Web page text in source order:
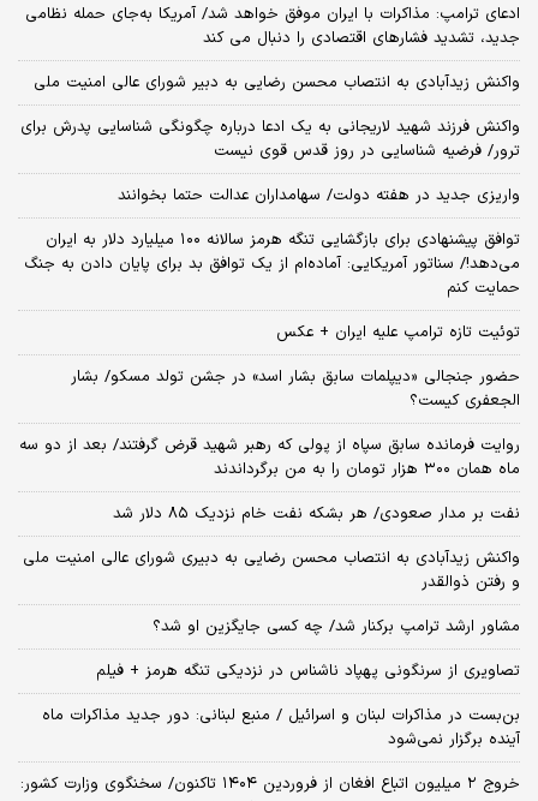
ادعای ترامپ: مذاکرات با ایران موفق خواهد شد/ آمریکا به‌جای حمله نظامی
جدید، تشدید فشارهای اقتصادی را دنبال می کند
واکنش زیدآبادی به انتصاب محسن رضایی به دبیر شورای عالی امنیت ملی
واکنش فرزند شهید لاریجانی به یک ادعا درباره چگونگی شناسایی پدرش برای
ترور/ فرضیه شناسایی در روز قدس قوی نیست
واریزی جدید در هفته دولت/ سهامداران عدالت حتما بخوانند
توافق پیشنهادی برای بازگشایی تنگه هرمز سالانه ۱۰۰ میلیارد دلار به ایران
می‌دهد!/ سناتور آمریکایی: آماده‌ام از یک توافق بد برای پایان دادن به جنگ
حمایت کنم
توئیت تازه ترامپ علیه ایران + عکس
حضور جنجالی «دیپلمات سابق بشار اسد» در جشن تولد مسکو/ بشار
الجعفری کیست؟
روایت فرمانده سابق سپاه از پولی که رهبر شهید قرض گرفتند/ بعد از دو سه
ماه همان ۳۰۰ هزار تومان را به من برگرداندند
نفت بر مدار صعودی/ هر بشکه نفت خام نزدیک ۸۵ دلار شد
واکنش زیدآبادی به انتصاب محسن رضایی به دبیری شورای عالی امنیت ملی
و رفتن ذوالقدر
مشاور ارشد ترامپ برکنار شد/ چه کسی جایگزین او شد؟
تصاویری از سرنگونی پهپاد ناشناس در نزدیکی تنگه هرمز + فیلم
بن‌بست در مذاکرات لبنان و اسرائیل / منبع لبنانی: دور جدید مذاکرات ماه
آینده برگزار نمی‌شود
خروج ۲ میلیون اتباع افغان از فروردین ۱۴۰۴ تاکنون/ سخنگوی وزارت کشور: